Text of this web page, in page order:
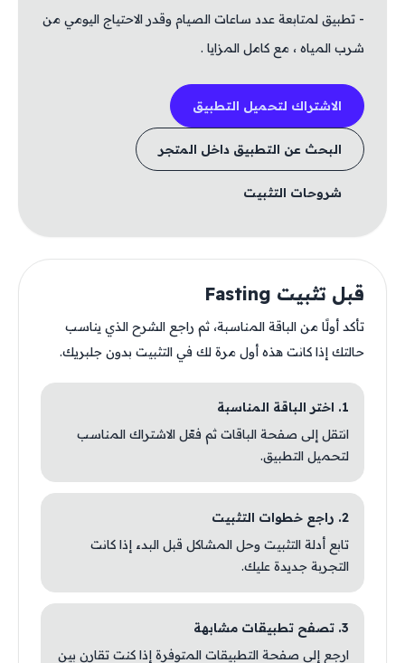
- تطبيق لمتابعة عدد ساعات الصيام وقدر الاحتياج اليومي من
شرب المياه ، مع كامل المزايا .
الاشتراك لتحميل التطبيق
البحث عن التطبيق داخل المتجر
شروحات التثبيت
قبل تثبيت Fasting
تأكد أولًا من الباقة المناسبة، ثم راجع الشرح الذي يناسب
حالتك إذا كانت هذه أول مرة لك في التثبيت بدون جلبريك.
1. اختر الباقة المناسبة
انتقل إلى صفحة الباقات ثم فعّل الاشتراك المناسب
لتحميل التطبيق.
2. راجع خطوات التثبيت
تابع أدلة التثبيت وحل المشاكل قبل البدء إذا كانت
التجربة جديدة عليك.
3. تصفح تطبيقات مشابهة
ارجع إلى صفحة التطبيقات المتوفرة إذا كنت تقارن بين